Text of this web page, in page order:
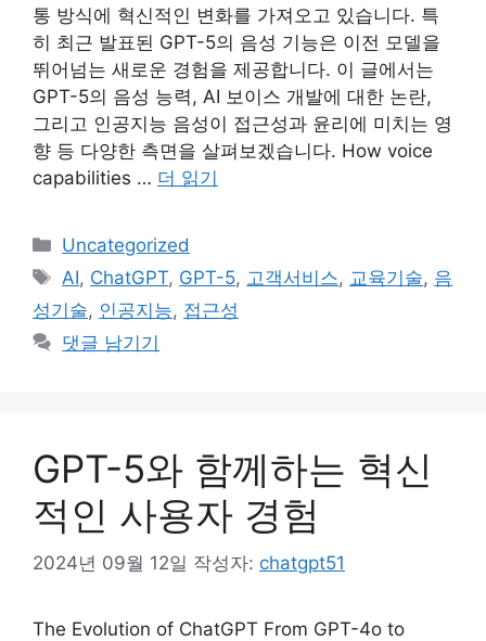
통 방식에 혁신적인 변화를 가져오고 있습니다. 특
히 최근 발표된 GPT-5의 음성 기능은 이전 모델을
뛰어넘는 새로운 경험을 제공합니다. 이 글에서는
GPT-5의 음성 능력, AI 보이스 개발에 대한 논란,
그리고 인공지능 음성이 접근성과 윤리에 미치는 영
향 등 다양한 측면을 살펴보겠습니다. How voice
capabilities … 더 읽기
카
테
리
Uncategorized
태
그
AI, ChatGPT, GPT-5, 고객서비스, 교육기술, 음
성기술, 인공지능, 접근성
댓글 남기기
GPT-5와 함께하는 혁신
적인 사용자 경험
2024년 09월 12일 작성자: chatgpt51
The Evolution of ChatGPT From GPT-4o to